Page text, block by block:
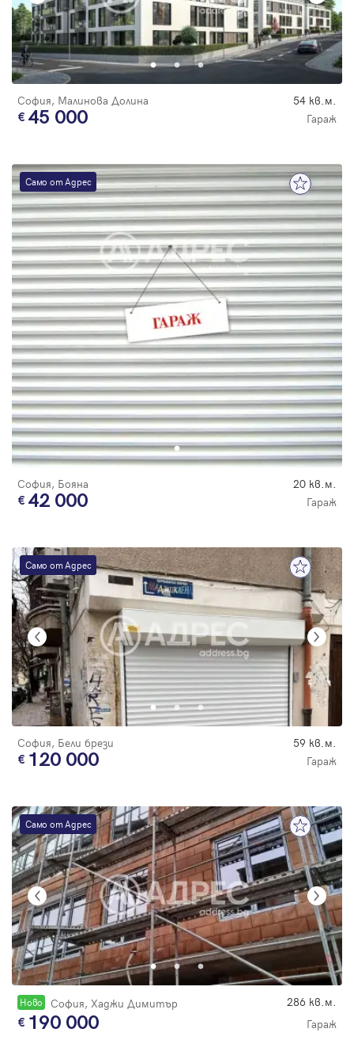
София, Малинова Долина 54 кв.м.
45 000 Гараж
Само от Адрес
София, Бояна 20 кв.м.
42 000 Гараж
Само от Адрес
София, Бели брези 59 кв.м.
120 000 Гараж
Само от Адрес
Новo София, Хаджи Димитър 286 кв.м.
190 000 Гараж